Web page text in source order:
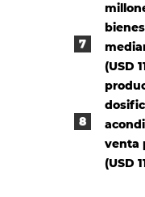
(USD
venta
(USD